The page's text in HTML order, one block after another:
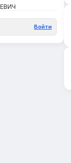
Войти